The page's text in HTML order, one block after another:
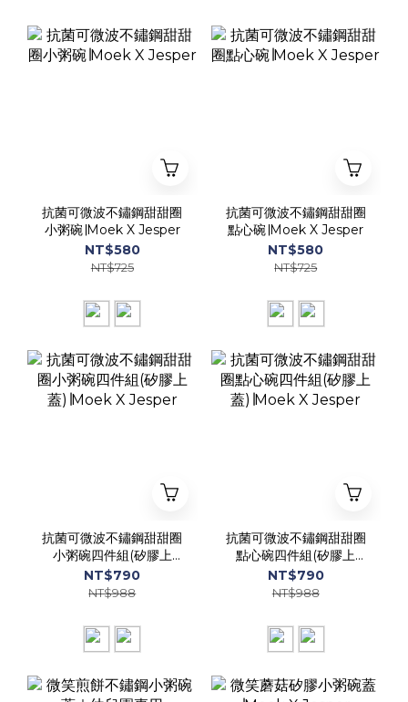
抗菌可微波不鏽鋼甜甜圈
小粥碗∣Moek X Jesper
NT$580
NT$725
抗菌可微波不鏽鋼甜甜圈
點心碗∣Moek X Jesper
NT$580
NT$725
抗菌可微波不鏽鋼甜甜圈
小粥碗四件組(矽膠上
蓋)∣Moek X Jesper
NT$790
NT$988
抗菌可微波不鏽鋼甜甜圈
點心碗四件組(矽膠上
蓋)∣Moek X Jesper
NT$790
NT$988